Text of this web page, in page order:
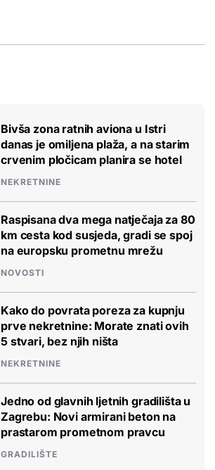
Bivša zona ratnih aviona u Istri
danas je omiljena plaža, a na starim
crvenim pločicam planira se hotel
NEKRETNINE
Raspisana dva mega natječaja za 80
km cesta kod susjeda, gradi se spoj
na europsku prometnu mrežu
NOVOSTI
Kako do povrata poreza za kupnju
prve nekretnine: Morate znati ovih
5 stvari, bez njih ništa
NEKRETNINE
Jedno od glavnih ljetnih gradilišta u
Zagrebu: Novi armirani beton na
prastarom prometnom pravcu
GRADILIŠTE